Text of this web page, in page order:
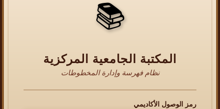
📚
المكتبة الجامعية المركزية
نظام فهرسة وإدارة المخطوطات
رمز الوصول الأكاديمي